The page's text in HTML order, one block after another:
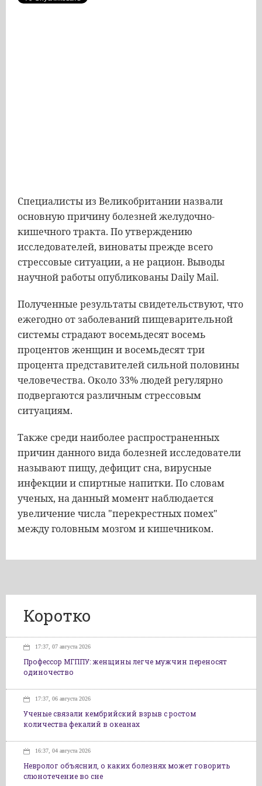
Специалисты из Великобритании назвали
основную причину болезней желудочно-
кишечного тракта. По утверждению
исследователей, виноваты прежде всего
стрессовые ситуации, а не рацион. Выводы
научной работы опубликованы Daily Mail.
Полученные результаты свидетельствуют, что
ежегодно от заболеваний пищеварительной
системы страдают восемьдесят восемь
процентов женщин и восемьдесят три
процента представителей сильной половины
человечества. Около 33% людей регулярно
подвергаются различным стрессовым
ситуациям.
Также среди наиболее распространенных
причин данного вида болезней исследователи
называют пищу, дефицит сна, вирусные
инфекции и спиртные напитки. По словам
ученых, на данный момент наблюдается
увеличение числа "перекрестных помех"
между головным мозгом и кишечником.
Коротко
17:37, 07 августа 2026
Профессор МГППУ: женщины легче мужчин переносят
одиночество
17:37, 06 августа 2026
Ученые связали кембрийский взрыв с ростом
количества фекалий в океанах
16:37, 04 августа 2026
Невролог объяснил, о каких болезнях может говорить
слюнотечение во сне